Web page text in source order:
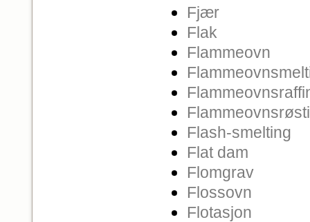
Fjær
Flak
Flammeovn
Flash-smelting
Flat dam
Flomgrav
Flossovn
Flotasjon